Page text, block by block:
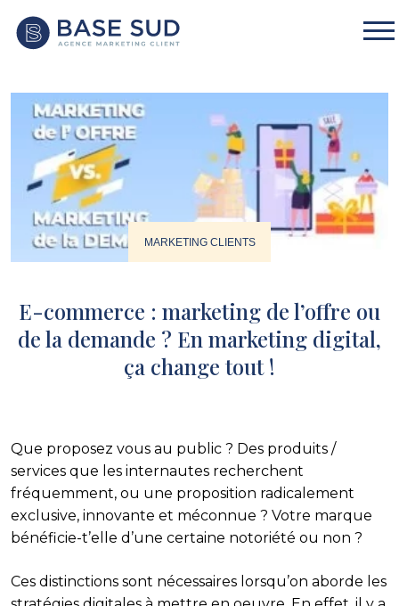
MARKETING CLIENTS
E-commerce : marketing de l’offre ou
de la demande ? En marketing digital,
ça change tout !
Que proposez vous au public ? Des produits /
services que les internautes recherchent
fréquemment, ou une proposition radicalement
exclusive, innovante et méconnue ? Votre marque
bénéficie-t’elle d’une certaine notoriété ou non ?
Ces distinctions sont nécessaires lorsqu’on aborde les